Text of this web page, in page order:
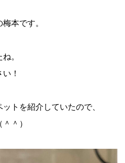
本です。
。
！
トを紹介していたので、
＾）